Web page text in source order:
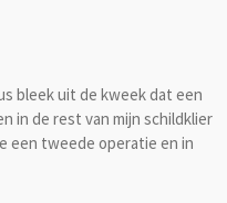
bleek uit de kweek dat een
in de rest van mijn schildklier
een tweede operatie en in